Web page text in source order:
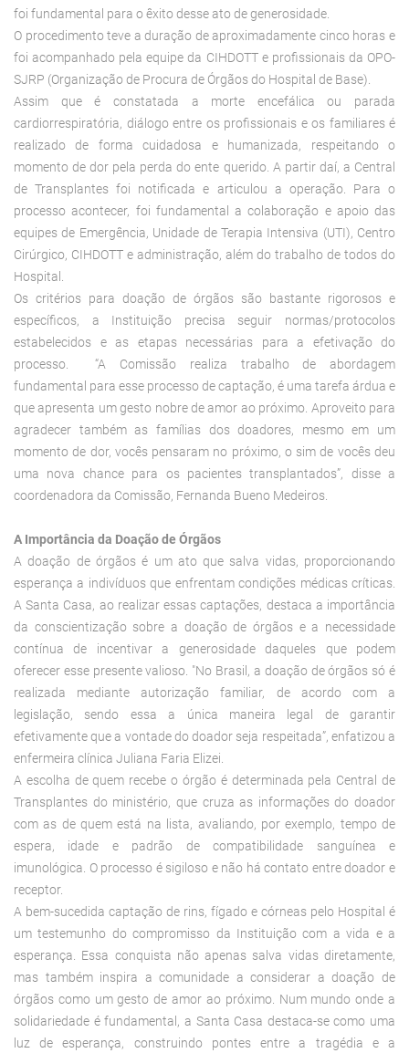
foi fundamental para o êxito desse ato de generosidade.
O procedimento teve a duração de aproximadamente cinco horas e
foi acompanhado pela equipe da CIHDOTT e profissionais da OPO-
SJRP (Organização de Procura de Órgãos do Hospital de Base).
Assim que é constatada a morte encefálica ou parada
cardiorrespiratória, diálogo entre os profissionais e os familiares é
realizado de forma cuidadosa e humanizada, respeitando o
momento de dor pela perda do ente querido. A partir daí, a Central
de Transplantes foi notificada e articulou a operação. Para o
processo acontecer, foi fundamental a colaboração e apoio das
equipes de Emergência, Unidade de Terapia Intensiva (UTI), Centro
Cirúrgico, CIHDOTT e administração, além do trabalho de todos do
Hospital.
Os critérios para doação de órgãos são bastante rigorosos e
específicos, a Instituição precisa seguir normas/protocolos
estabelecidos e as etapas necessárias para a efetivação do
processo. “A Comissão realiza trabalho de abordagem
fundamental para esse processo de captação, é uma tarefa árdua e
que apresenta um gesto nobre de amor ao próximo. Aproveito para
agradecer também as famílias dos doadores, mesmo em um
momento de dor, vocês pensaram no próximo, o sim de vocês deu
uma nova chance para os pacientes transplantados”, disse a
coordenadora da Comissão, Fernanda Bueno Medeiros.
A Importância da Doação de Órgãos
A doação de órgãos é um ato que salva vidas, proporcionando
esperança a indivíduos que enfrentam condições médicas críticas.
A Santa Casa, ao realizar essas captações, destaca a importância
da conscientização sobre a doação de órgãos e a necessidade
contínua de incentivar a generosidade daqueles que podem
oferecer esse presente valioso. "No Brasil, a doação de órgãos só é
realizada mediante autorização familiar, de acordo com a
legislação, sendo essa a única maneira legal de garantir
efetivamente que a vontade do doador seja respeitada”, enfatizou a
enfermeira clínica Juliana Faria Elizei.
A escolha de quem recebe o órgão é determinada pela Central de
Transplantes do ministério, que cruza as informações do doador
com as de quem está na lista, avaliando, por exemplo, tempo de
espera, idade e padrão de compatibilidade sanguínea e
imunológica. O processo é sigiloso e não há contato entre doador e
receptor.
A bem-sucedida captação de rins, fígado e córneas pelo Hospital é
um testemunho do compromisso da Instituição com a vida e a
esperança. Essa conquista não apenas salva vidas diretamente,
mas também inspira a comunidade a considerar a doação de
órgãos como um gesto de amor ao próximo. Num mundo onde a
solidariedade é fundamental, a Santa Casa destaca-se como uma
luz de esperança, construindo pontes entre a tragédia e a